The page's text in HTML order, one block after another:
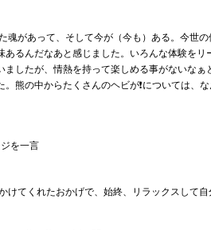
魂があって、そして今が（今も）ある。今世
あるんだなあと感じました。いろんな体験を
ましたが、情熱を持って楽しめる事がないな
熊の中からたくさんのヘビが❗️については、
を一言
けてくれたおかげで、始終、リラックスして